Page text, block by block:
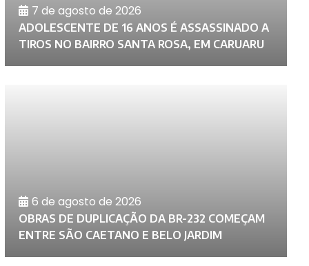
7 de agosto de 2026
ADOLESCENTE DE 16 ANOS É ASSASSINADO A
TIROS NO BAIRRO SANTA ROSA, EM CARUARU
6 de agosto de 2026
OBRAS DE DUPLICAÇÃO DA BR-232 COMEÇAM
ENTRE SÃO CAETANO E BELO JARDIM